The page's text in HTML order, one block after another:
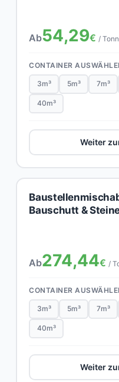
Ab54,29€ /
CONTAINER
3m³ 5m³ 7m³
40m³
Weiter
Bauschutt &
Ab274,44€ /
CONTAINER
3m³ 5m³ 7m³
40m³
Weiter